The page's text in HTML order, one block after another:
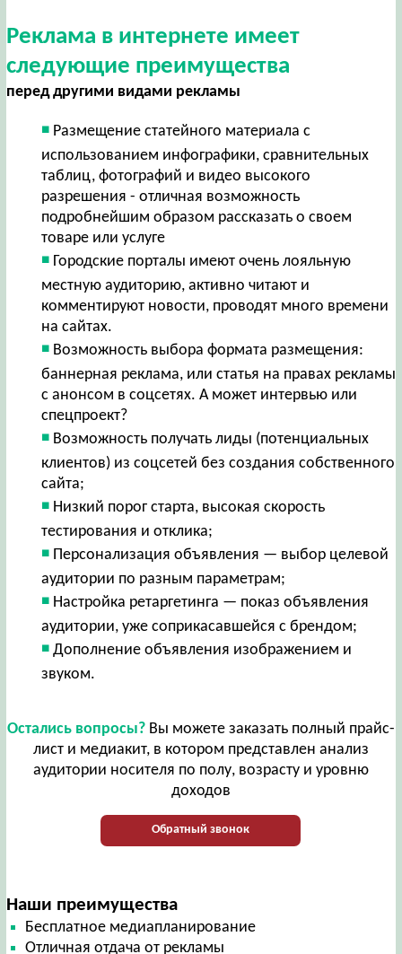
Реклама в интернете имеет
следующие преимущества
перед другими видами рекламы
Размещение статейного материала с
использованием инфографики, сравнительных
таблиц, фотографий и видео высокого
разрешения - отличная возможность
подробнейшим образом рассказать о своем
товаре или услуге
Городские порталы имеют очень лояльную
местную аудиторию, активно читают и
комментируют новости, проводят много времени
на сайтах.
Возможность выбора формата размещения:
баннерная реклама, или статья на правах рекламы
с анонсом в соцсетях. А может интервью или
спецпроект?
Возможность получать лиды (потенциальных
клиентов) из соцсетей без создания собственного
сайта;
Низкий порог старта, высокая скорость
тестирования и отклика;
Персонализация объявления — выбор целевой
аудитории по разным параметрам;
Настройка ретаргетинга — показ объявления
аудитории, уже соприкасавшейся с брендом;
Дополнение объявления изображением и
звуком.
Остались вопросы?Вы можете заказать полный прайс-
лист и медиакит, в котором представлен анализ
аудитории носителя по полу, возрасту и уровню
доходов
Обратный звонок
Наши преимущества
Бесплатное медиапланирование
Отличная отдача от рекламы